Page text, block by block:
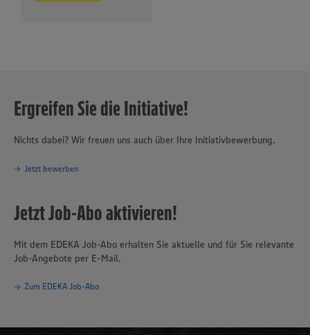
Ergreifen Sie die Initiative!
Nichts dabei? Wir freuen uns auch über Ihre Initiativbewerbung.
Jetzt bewerben
Jetzt Job-Abo aktivieren!
Mit dem EDEKA Job-Abo erhalten Sie aktuelle und für Sie relevante
Job-Angebote per E-Mail.
Zum EDEKA Job-Abo